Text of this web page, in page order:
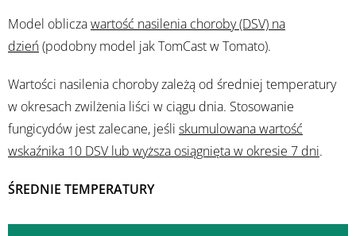
Model obliczawartość nasilenia choroby (DSV) na
dzień(podobny model jak TomCast w Tomato).
Wartości nasilenia choroby zależą od średniej temperatury
w okresach zwilżenia liści w ciągu dnia. Stosowanie
fungicydów jest zalecane, jeśli skumulowana wartość
wskaźnika 10 DSV lub wyższa osiągnięta w okresie 7 dni.
ŚREDNIE TEMPERATURY